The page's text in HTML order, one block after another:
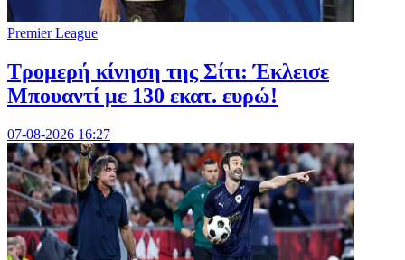
Premier League
Τρομερή κίνηση της Σίτι: Έκλεισε
Μπουαντί με 130 εκατ. ευρώ!
07-08-2026 16:27